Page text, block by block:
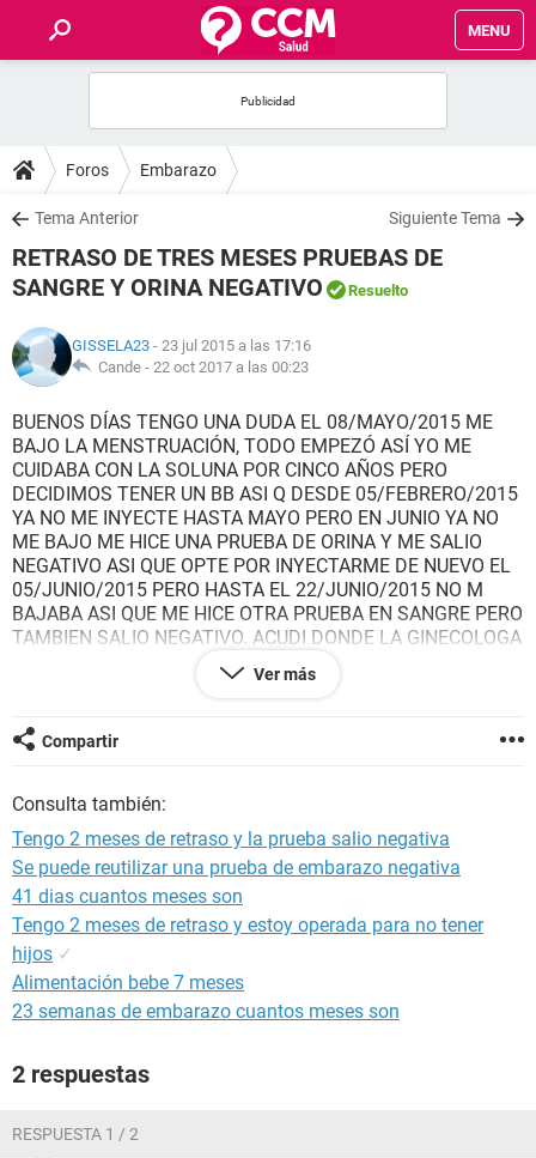
MENU
FOROS
SALUD
FAMILIA
NUTRICIÓN
SEXUALIDAD
GLOSARIO
Foros Embarazo
Tema Anterior Siguiente Tema
RETRASO DE TRES MESES PRUEBAS DE
SANGRE Y ORINA NEGATIVO
Resuelto
GISSELA23 - 23 jul 2015 a las 17:16
Cande - 22 oct 2017 a las 00:23
BUENOS DÍAS TENGO UNA DUDA EL 08/MAYO/2015 ME
BAJO LA MENSTRUACIÓN, TODO EMPEZÓ ASÍ YO ME
CUIDABA CON LA SOLUNA POR CINCO AÑOS PERO
DECIDIMOS TENER UN BB ASI Q DESDE 05/FEBRERO/2015
YA NO ME INYECTE HASTA MAYO PERO EN JUNIO YA NO
ME BAJO ME HICE UNA PRUEBA DE ORINA Y ME SALIO
NEGATIVO ASI QUE OPTE POR INYECTARME DE NUEVO EL
05/JUNIO/2015 PERO HASTA EL 22/JUNIO/2015 NO M
BAJABA ASI QUE ME HICE OTRA PRUEBA EN SANGRE PERO
TAMBIEN SALIO NEGATIVO. ACUDI DONDE LA GINECOLOGA
Y ME DIO UNAS PASTILLAS ANTICONSEPTIVAS PARA UN
MES PERO ME LAS TOME YA ESTOY EN LAS PASTILLAS
NO ME BAJA YA LLEVAMOS 23/JULIO/2015 Y NADA.
¿SERÁ POSIBLE QUE ESTE EMBARAZADA Y SI LO ESTOY
CAUSAR ALGO MALO?.
GRACIAS
Ver más
Compartir
Consulta también:
Tengo 2 meses de retraso y la prueba salio negativa
Se puede reutilizar una prueba de embarazo negativa
41 dias cuantos meses son
Tengo 2 meses de retraso y estoy operada para no tener
hijos ✓
Alimentación bebe 7 meses
23 semanas de embarazo cuantos meses son
2 respuestas
RESPUESTA 1 / 2